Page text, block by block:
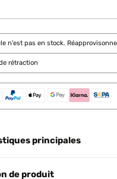
n'est pas en stock.
rétraction
principales
de produit